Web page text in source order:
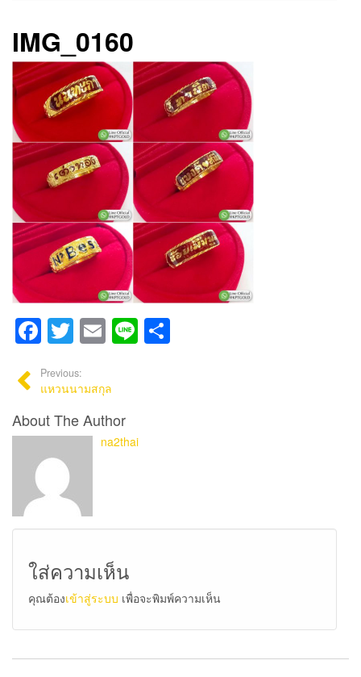
IMG_0160
Facebook
Twitter
Email
Line
Previous:
แหวนนามสกุล
About The Author
na2thai
ใส่ความเห็น
คุณต้องเข้าสู่ระบบ เพื่อจะพิมพ์ความเห็น